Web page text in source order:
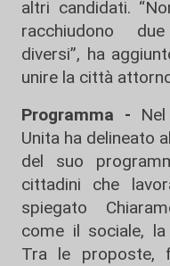
altri candidati.
racchiudono
diversi”, ha
unire la città
Programma -
Unita ha delineato
del suo
cittadini che
spiegato
come il sociale,
Tra le proposte,